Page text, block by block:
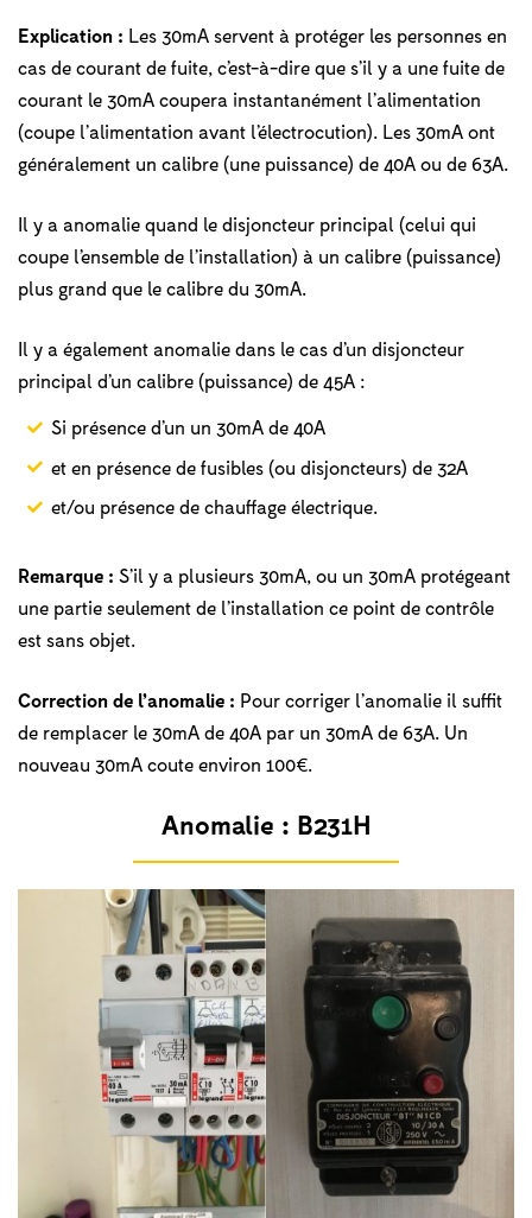
Explication : Les 30mA servent à protéger les personnes en
cas de courant de fuite, c’est-à-dire que s’il y a une fuite de
courant le 30mA coupera instantanément l’alimentation
(coupe l’alimentation avant l’électrocution). Les 30mA ont
généralement un calibre (une puissance) de 40A ou de 63A.
Il y a anomalie quand le disjoncteur principal (celui qui
coupe l’ensemble de l’installation) à un calibre (puissance)
plus grand que le calibre du 30mA.
Il y a également anomalie dans le cas d’un disjoncteur
principal d’un calibre (puissance) de 45A :
Si présence d’un un 30mA de 40A
et en présence de fusibles (ou disjoncteurs) de 32A
et/ou présence de chauffage électrique.
Remarque : S’il y a plusieurs 30mA, ou un 30mA protégeant
une partie seulement de l’installation ce point de contrôle
est sans objet.
Correction de l’anomalie : Pour corriger l’anomalie il suffit
de remplacer le 30mA de 40A par un 30mA de 63A. Un
nouveau 30mA coute environ 100€.
Anomalie : B231H